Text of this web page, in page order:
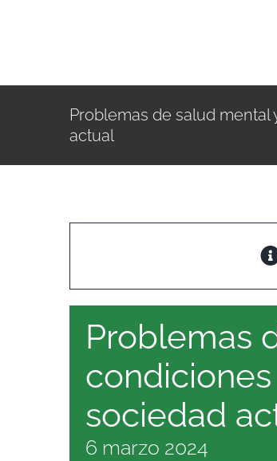
Problemas de salud
actual
Problemas
sociedad
6 marzo 2024